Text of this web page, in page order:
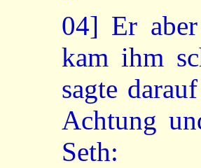
04] Er
kam ihm
sagte
Achtung
Seth: